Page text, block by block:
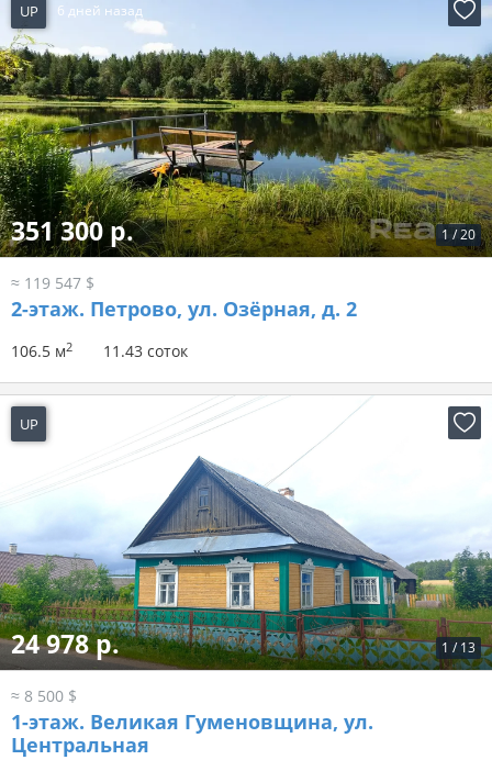
UP 6 дней назад
1 /20
351 300 р.
≈ 119 547 $
2-этаж. Петрово, ул. Озёрная, д. 2
106.5 м2 11.43 соток
UP
1 / 13
24 978 р.
≈ 8 500 $
1-этаж. Великая Гуменовщина, ул.
Центральная